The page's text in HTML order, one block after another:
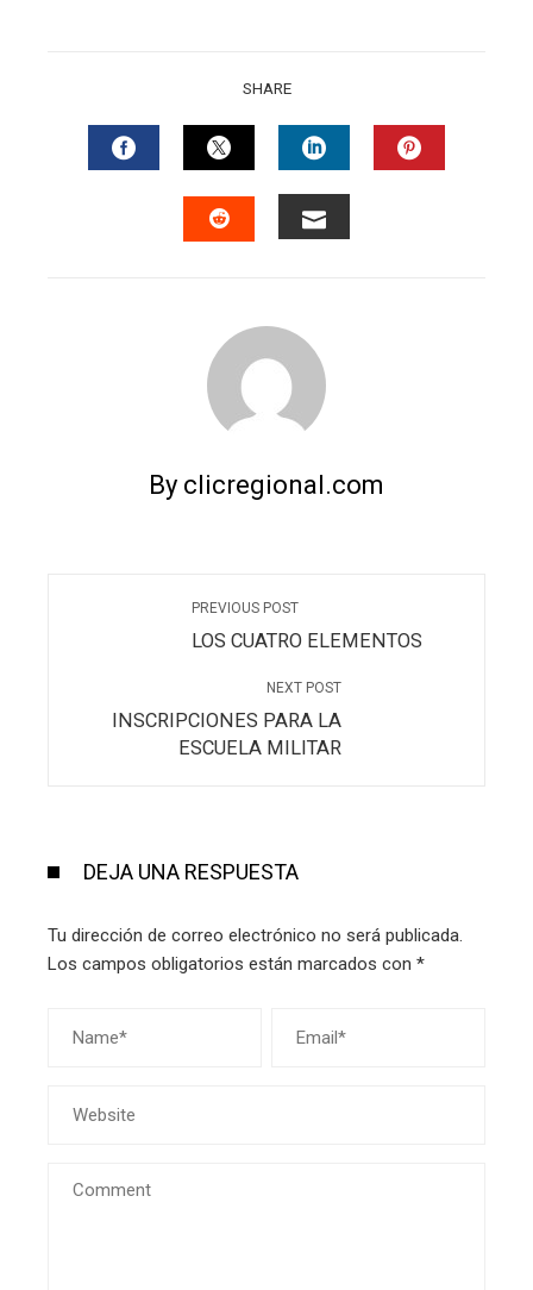
SHARE
FACEBOOKTWITTERLINKEDIN
By clicregional.com
PREVIOUS POST
LOS CUATRO ELEMENTOS
NEXT POST
INSCRIPCIONES PARA LA
ESCUELA MILITAR
DEJA UNA RESPUESTA
Tu dirección de correo electrónico no será publicada.
Los campos obligatorios están marcados con *